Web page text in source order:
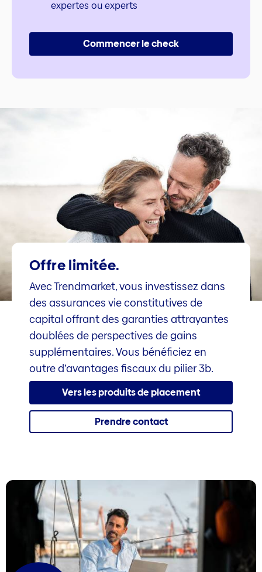
expertes ou experts
Commencer le check
Offre limitée.
Avec Trendmarket, vous investissez dans
des assurances vie constitutives de
capital offrant des garanties attrayantes
doublées de perspectives de gains
supplémentaires. Vous bénéficiez en
outre d’avantages fiscaux du pilier 3b.
Vers les produits de placement
Prendre contact